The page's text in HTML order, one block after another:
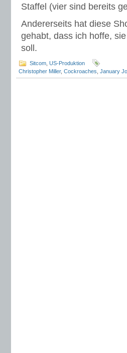
Staffel (vier sind bereits
Andererseits hat diese
gehabt, dass ich hoffe,
soll.
Sitcom US-Produktion
Christopher Miller, Cockroaches January